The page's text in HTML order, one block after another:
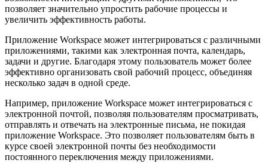
позволяет значительно упростить рабочие процессы и
увеличить эффективность работы.
Приложение Workspace может интегрироваться с различными
приложениями, такими как электронная почта, календарь,
задачи и другие. Благодаря этому пользователь может более
эффективно организовать свой рабочий процесс, объединяя
несколько задач в одной среде.
Например, приложение Workspace может интегрироваться с
электронной почтой, позволяя пользователям просматривать,
отправлять и отвечать на электронные письма, не покидая
приложение Workspace. Это позволяет пользователям быть в
курсе своей электронной почты без необходимости
постоянного переключения между приложениями.